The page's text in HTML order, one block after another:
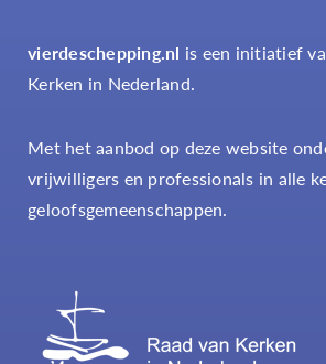
vierdeschepping.nl is een initiatief
Kerken in Nederland.
Met het aanbod op deze website
vrijwilligers en professionals in alle
geloofsgemeenschappen.